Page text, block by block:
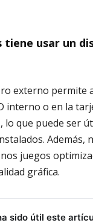
tiene usar un
externo permite
interno o en la
lo que puede ser
Además,
juegos
gráfica.
sido útil este